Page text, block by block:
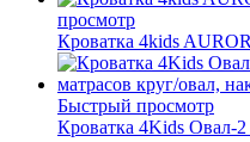
просмотр
Кроватка 4kids
Быстрый просмотр
Кроватка 4Kids Овал-2